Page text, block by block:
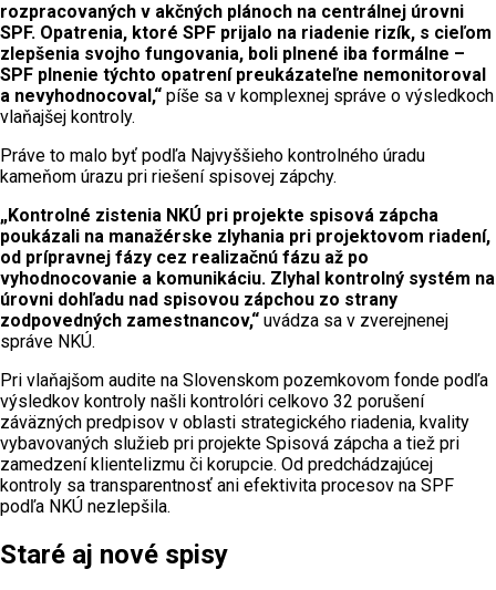
rozpracovaných v akčných plánoch na centrálnej úrovni
SPF. Opatrenia, ktoré SPF prijalo na riadenie rizík, s cieľom
zlepšenia svojho fungovania, boli plnené iba formálne –
SPF plnenie týchto opatrení preukázateľne nemonitoroval
a nevyhodnocoval,“ píše sa v komplexnej správe o výsledkoch
vlaňajšej kontroly.
Práve to malo byť podľa Najvyššieho kontrolného úradu
kameňom úrazu pri riešení spisovej zápchy.
„Kontrolné zistenia NKÚ pri projekte spisová zápcha
poukázali na manažérske zlyhania pri projektovom riadení,
od prípravnej fázy cez realizačnú fázu až po
vyhodnocovanie a komunikáciu. Zlyhal kontrolný systém na
úrovni dohľadu nad spisovou zápchou zo strany
zodpovedných zamestnancov,“ uvádza sa v zverejnenej
správe NKÚ.
Pri vlaňajšom audite na Slovenskom pozemkovom fonde podľa
výsledkov kontroly našli kontrolóri celkovo 32 porušení
záväzných predpisov v oblasti strategického riadenia, kvality
vybavovaných služieb pri projekte Spisová zápcha a tiež pri
zamedzení klientelizmu či korupcie. Od predchádzajúcej
kontroly sa transparentnosť ani efektivita procesov na SPF
podľa NKÚ nezlepšila.
Staré aj nové spisy